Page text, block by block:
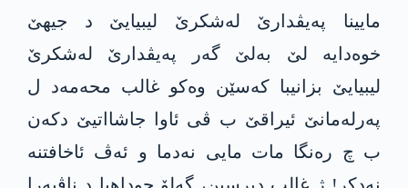
مایینا پەیڤدارێ لەشکرێ لیبیایێ د جیهێ
خوەدایە لێ بەلێ گەر پەیڤدارێ لەشکرێ
لیبیایێ بزانیبا کەسێن وەکو غالب محەمەد ل
پەرلەمانێ ئیراقێ ب ڤی ئاوا جاشااتیێ دکەن
ب چ رەنگا مات مایی نەدما و ئەڤ ئاخافتنە